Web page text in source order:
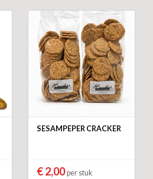
SESAMPEPER CRACKER
€ 2,00per stuk